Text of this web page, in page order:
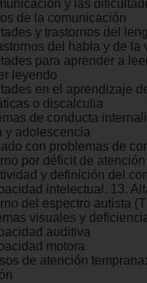
y las
de la comunicación
y trastornos del
del habla y de la
para aprender a
leyendo
en el aprendizaje
o discalculia
de conducta
y adolescencia
con problemas de
por déficit de
y definición del
intelectual. 13.
del espectro autista
visuales y
auditiva
motora
de atención